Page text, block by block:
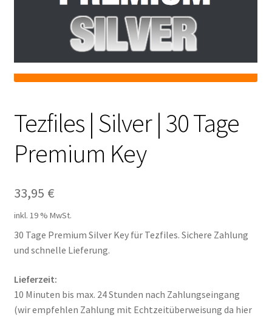
Filespace
VipFile.cc
Ex-Load
Impressum
Versandinfos
Tezfiles | Silver | 30 Tage
Premium Key
33,95 €
inkl. 19 % MwSt.
30 Tage Premium Silver Key für Tezfiles. Sichere Zahlung
und schnelle Lieferung.
Lieferzeit:
10 Minuten bis max. 24 Stunden nach Zahlungseingang
(wir empfehlen Zahlung mit Echtzeitüberweisung da hier